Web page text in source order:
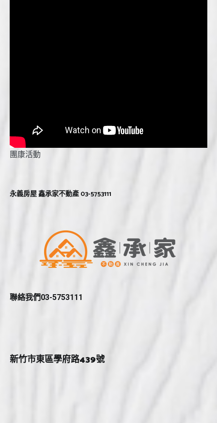
團康活動
永義房屋 鑫承家不動產 03-5753111
聯絡我們03-5753111
新竹市東區學府路439號